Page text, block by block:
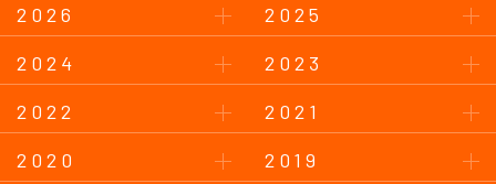
2026
2025
2024
2023
2022
2021
2020
2019